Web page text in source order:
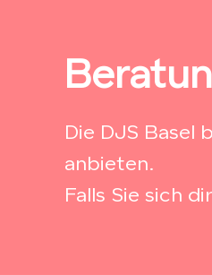
Die DJS Basel
anbieten.
Falls Sie sich